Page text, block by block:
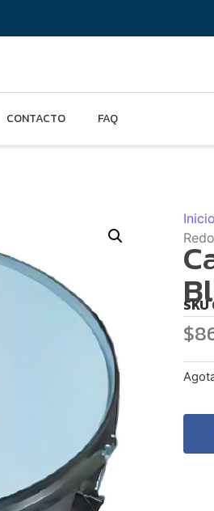
CONTACTO FAQ
Inicio
SKU
$